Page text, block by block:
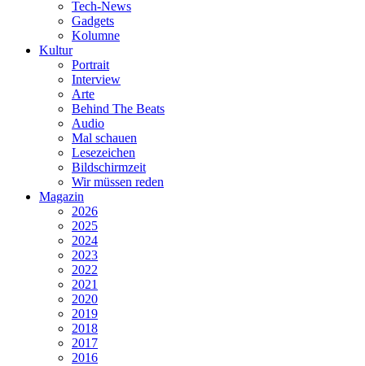
Tech-News
Gadgets
Kolumne
Kultur
Portrait
Interview
Arte
Behind The Beats
Audio
Mal schauen
Lesezeichen
Bildschirmzeit
Wir müssen reden
Magazin
2026
2025
2024
2023
2022
2021
2020
2019
2018
2017
2016